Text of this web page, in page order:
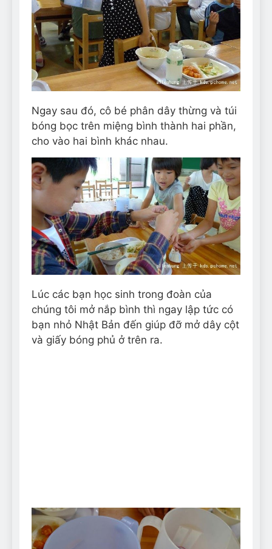
Ngay sau đó, cô bé phân dây thừng và túi
bóng bọc trên miệng bình thành hai phần,
cho vào hai bình khác nhau.
Lúc các bạn học sinh trong đoàn của
chúng tôi mở nắp bình thì ngay lập tức có
bạn nhỏ Nhật Bản đến giúp đỡ mở dây cột
và giấy bóng phủ ở trên ra.